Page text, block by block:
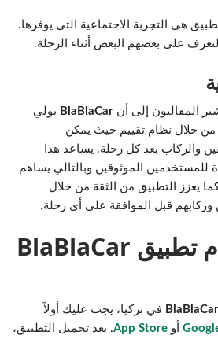
هي التجربة الاجتماعية التي يوفرها.
على بعضهم البعض أثناء الرحلة.
المقاليون إلى أن BlaBlaCar يولي
من خلال نظام تقييم حيث يمكن
والركاب بعد كل رحلة. يساعد هذا
للمستخدمين الموثوقين وبالتالي يساهم
يعزز التطبيق من الثقة من خلال
وركابهم قبل الموافقة على أي رحلة.
كيفية استخدام تطبيق BlaBlaCar
BlaBlaCar في تركيا، يجب عليك أولاً
أو App Store. بعد تحميل التطبيق،